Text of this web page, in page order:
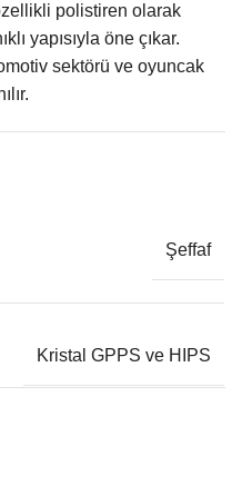
polistiren olarak
yapısıyla öne çıkar.
sektörü ve oyuncak
Şeffaf
Kristal GPPS ve HIPS